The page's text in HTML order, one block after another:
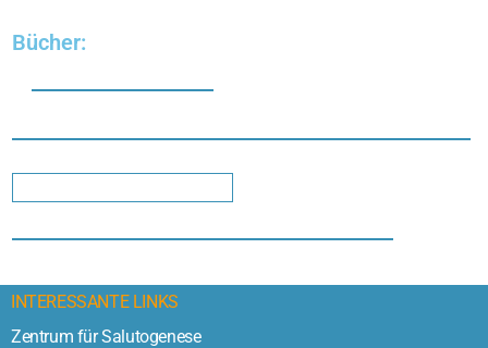
Bücher:
INTERESSANTE LINKS
Zentrum für Salutogenese